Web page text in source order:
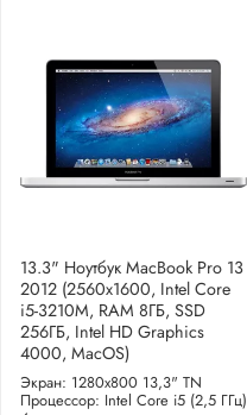
13.3" Ноутбук MacBook Pro 13
2012 (2560x1600, Intel Core
i5-3210M, RAM 8ГБ, SSD
256ГБ, Intel HD Graphics
4000, MacOS)
Экран: 1280x800 13,3" TN
Процессор: Intel Core i5 (2,5 ГГц)